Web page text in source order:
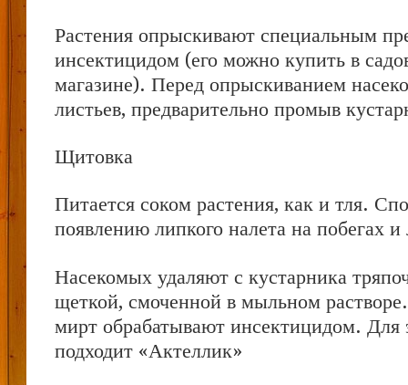
Растения опрыскивают специальным
инсектицидом (его можно купить в
магазине). Перед опрыскиванием
листьев, предварительно промыв
Щитовка
Питается соком растения, как и тля.
появлению липкого налета на побегах и
Насекомых удаляют с кустарника
щеткой, смоченной в мыльном
мирт обрабатывают инсектицидом. Для
подходит «Актеллик»